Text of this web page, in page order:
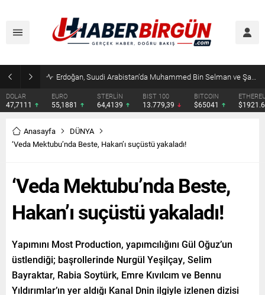
Erdoğan, Suudi Arabistan’da Muhammed Bin Selman ve Şahbaz Şerif ile Görüşecek
DOLAR
47,7111
EURO
55,1881
STERLİN
64,4139
BIST 100
13.779,39
BITCOIN
$65041
Anasayfa
DÜNYA
‘Veda Mektubu’nda Beste, Hakan’ı suçüstü yakaladı!
‘Veda Mektubu’nda Beste,
Hakan’ı suçüstü yakaladı!
Yapımını Most Production, yapımcılığını Gül Oğuz’un
üstlendiği; başrollerinde Nurgül Yeşilçay, Selim
Bayraktar, Rabia Soytürk, Emre Kıvılcım ve Bennu
Yıldırımlar’ın yer aldığı Kanal Dnin ilgiyle izlenen dizisi